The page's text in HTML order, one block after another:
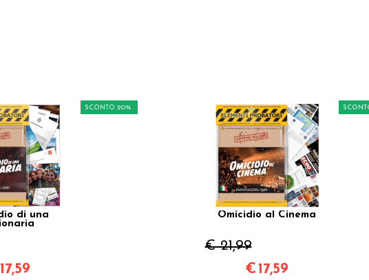
di una
SCONTO 20%
17,59
Omicidio al Cinema
€ 21,99
€ 17,59